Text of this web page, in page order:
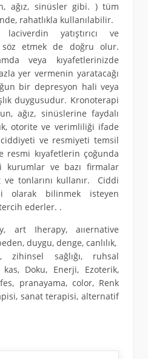
ağız, sinüsler gibi. ) tüm
rahatlıkla kullanılabilir.
yatıştırıcı ve
söz etmek de doğru olur.
veya kıyafetlerinizde
yer vermenin yaratacağı
bir depresyon hali veya
duygusudur. Kronoterapi
ağız, sinüslerine faydalı
otorite ve verimliliği ifade
ve resmiyeti temsil
resmi kıyafetlerin çoğunda
kurumlar ve bazı firmalar
tonlarını kullanır. Ciddi
olarak bilinmek isteyen
ederler. .
art Iherapy, aııernative
duygu, denge, canlılık,
zihinsel sağlığı, ruhsal
kas, Doku, Enerji, Ezoterik,
pranayama, color, Renk
sanat terapisi, alternatif